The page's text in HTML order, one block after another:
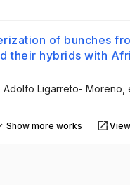
of bunches
their hybrids with
Adolfo Ligarreto- Moreno
Show more works